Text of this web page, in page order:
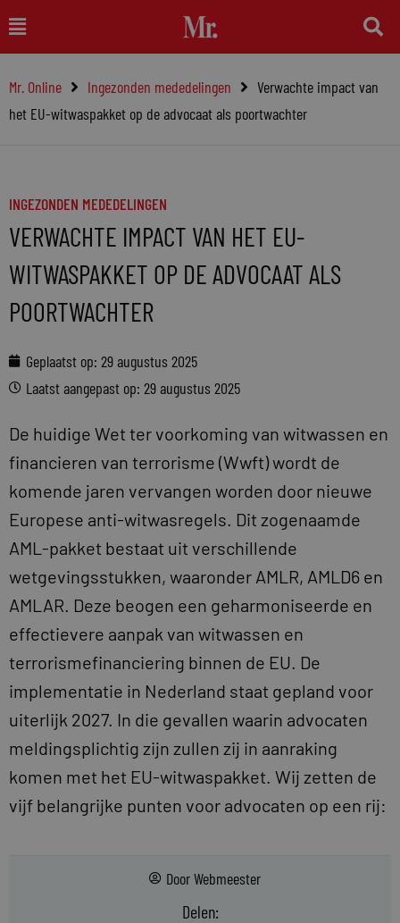
naar
inhoud
Main
Menu
Mr. Online Ingezonden mededelingen
Verwachte impact van
het EU-witwaspakket op de advocaat als poortwachter
INGEZONDEN MEDEDELINGEN
VERWACHTE IMPACT VAN HET EU-
WITWASPAKKET OP DE ADVOCAAT ALS
POORTWACHTER
Geplaatst op: 29 augustus 2025
Laatst aangepast op: 29 augustus 2025
De huidige Wet ter voorkoming van witwassen en
financieren van terrorisme (Wwft) wordt de
komende jaren vervangen worden door nieuwe
Europese anti-witwasregels. Dit zogenaamde
AML-pakket bestaat uit verschillende
wetgevingsstukken, waaronder AMLR, AMLD6 en
AMLAR. Deze beogen een geharmoniseerde en
effectievere aanpak van witwassen en
terrorismefinanciering binnen de EU. De
implementatie in Nederland staat gepland voor
uiterlijk 2027. In die gevallen waarin advocaten
meldingsplichtig zijn zullen zij in aanraking
komen met het EU-witwaspakket. Wij zetten de
vijf belangrijke punten voor advocaten op een rij:
DoorWebmeester
Delen: